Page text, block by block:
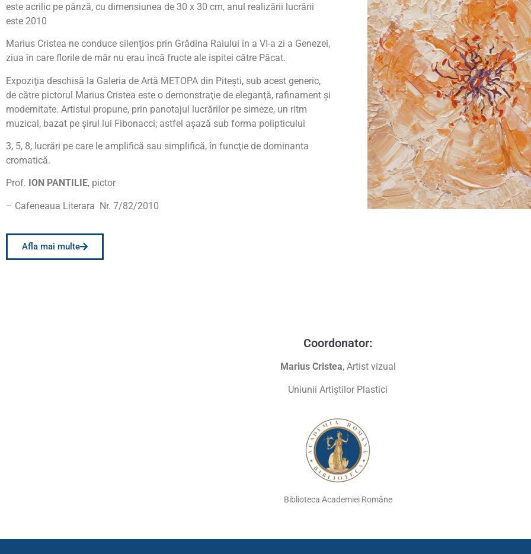
este acrilic pe pânză, cu dimensiunea de 30 x 30 cm, anul realizării lucrării
este 2010
Marius Cristea ne conduce silenţios prin Grădina Raiului în a VI-a zi a Genezei,
ziua în care florile de măr nu erau încă fructe ale ispitei către Păcat.
Expoziţia deschisă la Galeria de Artă METOPA din Piteşti, sub acest generic,
de către pictorul Marius Cristea este o demonstraţie de eleganţă, rafinament şi
modernitate. Artistul propune, prin panotajul lucrărilor pe simeze, un ritm
muzical, bazat pe şirul lui Fibonacci; astfel aşază sub forma polipticului
3, 5, 8, lucrări pe care le amplifică sau simplifică, în funcţie de dominanta
cromatică.
Prof. ION PANTILIE, pictor
– Cafeneaua Literara Nr. 7/82/2010
Afla mai multe
Coordonator:
Marius Cristea, Artist vizual
Uniunii Artiştilor Plastici
Biblioteca Academiei Române